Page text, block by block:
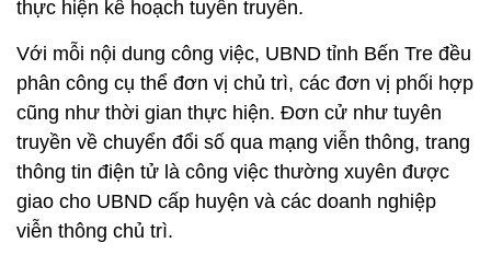
thực hiện kế hoạch tuyên truyền.
Với mỗi nội dung công việc, UBND tỉnh Bến Tre đều
phân công cụ thể đơn vị chủ trì, các đơn vị phối hợp
cũng như thời gian thực hiện. Đơn cử như tuyên
truyền về chuyển đổi số qua mạng viễn thông, trang
thông tin điện tử là công việc thường xuyên được
giao cho UBND cấp huyện và các doanh nghiệp
viễn thông chủ trì.